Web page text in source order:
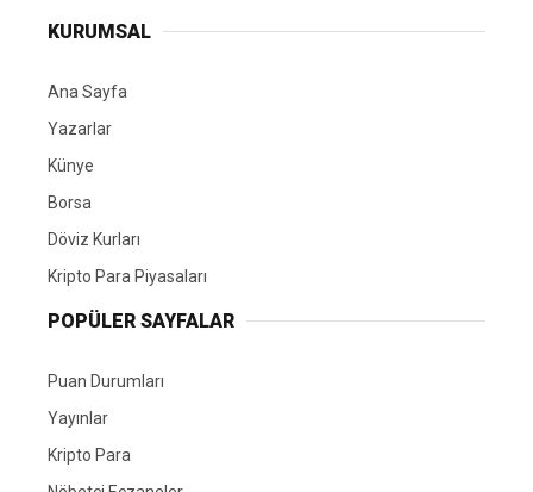
KURUMSAL
Ana Sayfa
Yazarlar
Künye
Borsa
Döviz Kurları
Kripto Para Piyasaları
POPÜLER SAYFALAR
Puan Durumları
Yayınlar
Kripto Para